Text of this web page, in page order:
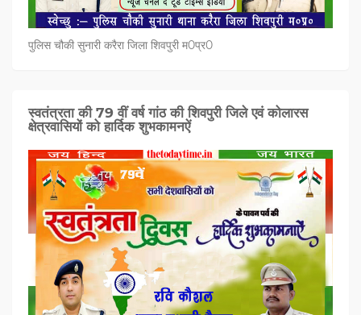
पुलिस चौकी सुनारी करैरा जिला शिवपुरी म0प्र0
स्वतंत्रता की 79 वीं वर्ष गांठ की शिवपुरी जिले एवं कोलारस
क्षेत्रवासियों को हार्दिक शुभकामनऐं